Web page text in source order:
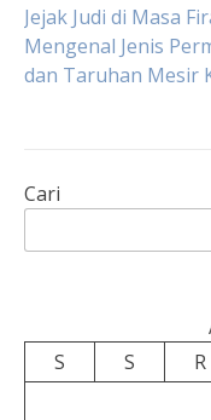
Navigasi
pos
Jejak Judi di Masa
Mengenal Jenis
dan Taruhan Mesir
Cari
S
S R